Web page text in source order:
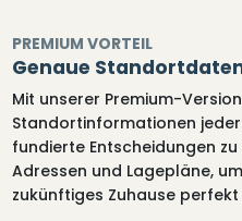
PREMIUM VORTEIL
Genaue
Mit unserer Premium-
Standortinformationen
fundierte Entscheidungen
Adressen und Lagepläne,
zukünftiges Zuhause